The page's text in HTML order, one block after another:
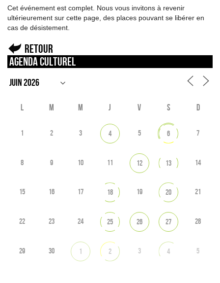
Cet événement est complet. Nous vous invitons à revenir
ultérieurement sur cette page, des places pouvant se libérer en
cas de désistement.
Retour
Agenda culturel
L M M J V S D
1 2 3 4 5 6 7
8 9 10 11 12 13 14
15 16 17 18 19 20 21
22 23 24 25 26 27 28
29 30 1 2 3 4 5